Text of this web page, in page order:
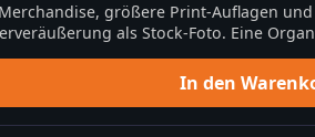
größere Print-Auflagen
als Stock-Foto. Eine
In den